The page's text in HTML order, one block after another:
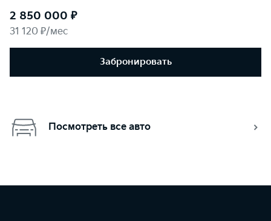
2 850 000 ₽
31 120 ₽/мес
Забронировать
Посмотреть все авто